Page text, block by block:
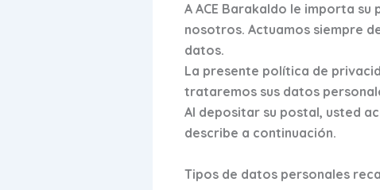
A ACE Barakaldo le importa
nosotros. Actuamos siempre
datos.
La presente política de
trataremos sus datos
Al depositar su postal, usted
describe a continuación.
Tipos de datos personales